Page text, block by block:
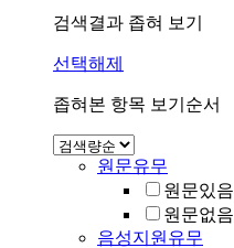
검색결과 좁혀 보기
선택해제
좁혀본 항목 보기순서
원문유무
원문있음
원문없음
음성지원유무